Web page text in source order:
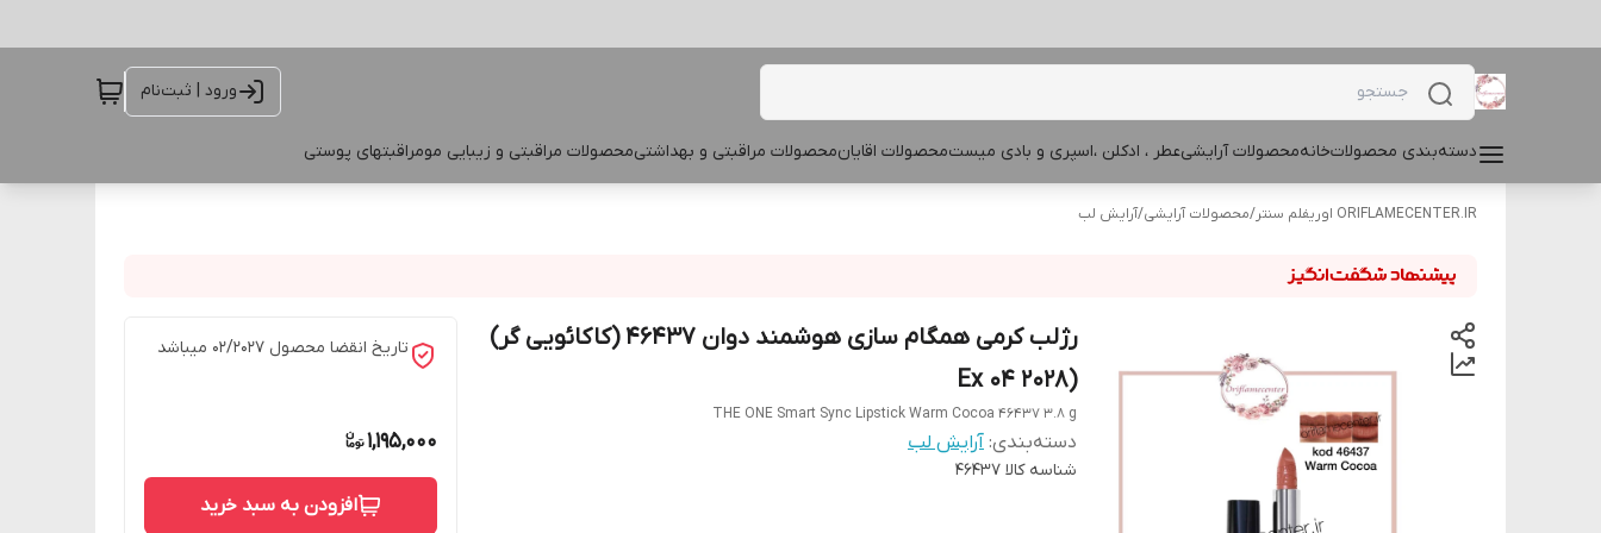
ورود | ثبت‌نام
دسته‌بندی محصولاتخانهمحصولات آرایشیعطر ، ادکلن ،اسپری و بادی میستمحصولات اقایانمحصولات مراقبتی و بهداشتیمحصولات مراقبتی و زیبایی مومراقبتهای پوستی
ORIFLAMECENTER.IR اوریفلم سنتر /محصولات آرایشی/آرایش لب
رژلب کرمی همگام سازی هوشمند دوان 46437 (کاکائویی گر)
(Ex 04 2028
THE ONE Smart Sync Lipstick Warm Cocoa 46437 3.8 g
دسته‌بندی: آرایش لب
شناسه کالا 46437
تاریخ انقضا محصول 02/2027 میباشد
1,195,000
افزودن به سبد خرید